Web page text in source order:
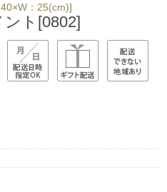
：25(cm)]
ト[0802]